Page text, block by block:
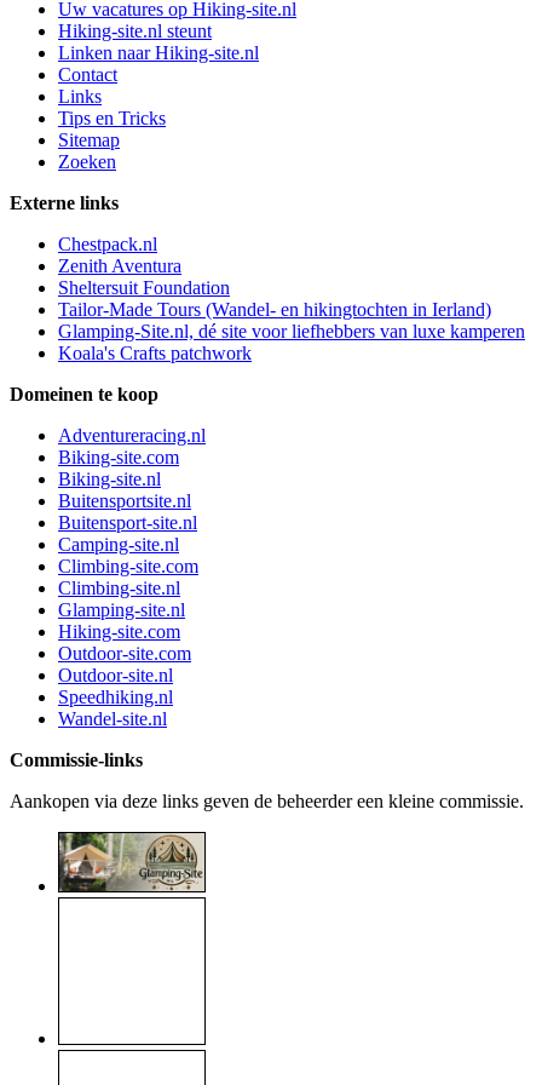
Uw vacatures op Hiking-site.nl
Hiking-site.nl steunt
Linken naar Hiking-site.nl
Contact
Links
Tips en Tricks
Sitemap
Zoeken
Externe links
Chestpack.nl
Zenith Aventura
Sheltersuit Foundation
Tailor-Made Tours (Wandel- en hikingtochten in Ierland)
Glamping-Site.nl, dé site voor liefhebbers van luxe kamperen
Koala's Crafts patchwork
Domeinen te koop
Adventureracing.nl
Biking-site.com
Biking-site.nl
Buitensportsite.nl
Buitensport-site.nl
Camping-site.nl
Climbing-site.com
Climbing-site.nl
Glamping-site.nl
Hiking-site.com
Outdoor-site.com
Outdoor-site.nl
Speedhiking.nl
Wandel-site.nl
Commissie-links
Aankopen via deze links geven de beheerder een kleine commissie.